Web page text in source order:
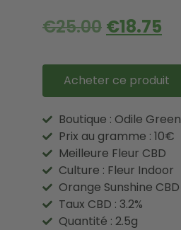
€25.00 €18.75
Acheter ce produit
Boutique : Odile Green
Prix au gramme : 10€
Meilleure Fleur CBD
Culture : Fleur Indoor
Orange Sunshine CBD
Taux CBD : 3.2%
Quantité : 2.5g